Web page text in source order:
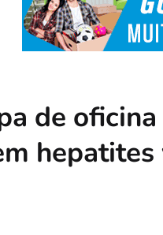
de
hepatites